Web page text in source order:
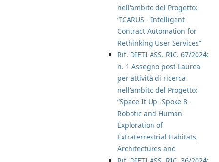
nell'ambito del Progetto:
“ICARUS - Intelligent
Contract Automation for
Rethinking User Services”
Rif. DIETI ASS. RIC. 67/2024:
n. 1 Assegno post-Laurea
per attività di ricerca
nell'ambito del Progetto:
“Space It Up -Spoke 8 -
Robotic and Human
Exploration of
Extraterrestrial Habitats,
Architectures and